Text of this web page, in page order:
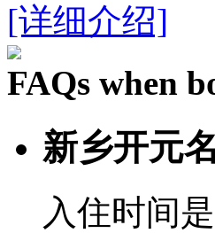
[详细介绍]
FAQs when
新乡开元
入住时间